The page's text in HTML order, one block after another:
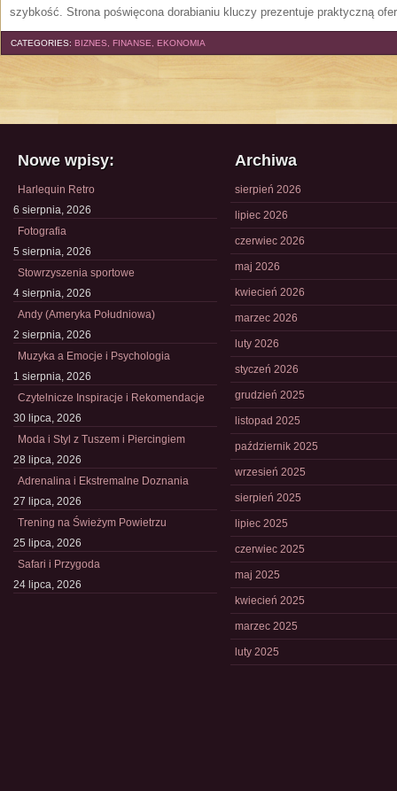
szybkość. Strona poświęcona dorabianiu kluczy prezentuje praktyczną
CATEGORIES: BIZNES, FINANSE, EKONOMIA
Nowe wpisy:
Harlequin Retro
6 sierpnia, 2026
Fotografia
5 sierpnia, 2026
Stowrzyszenia sportowe
4 sierpnia, 2026
Andy (Ameryka Południowa)
2 sierpnia, 2026
Muzyka a Emocje i Psychologia
1 sierpnia, 2026
Czytelnicze Inspiracje i Rekomendacje
30 lipca, 2026
Moda i Styl z Tuszem i Piercingiem
28 lipca, 2026
Adrenalina i Ekstremalne Doznania
27 lipca, 2026
Trening na Świeżym Powietrzu
25 lipca, 2026
Safari i Przygoda
24 lipca, 2026
Archiwa
sierpień 2026
lipiec 2026
czerwiec 2026
maj 2026
kwiecień 2026
marzec 2026
luty 2026
styczeń 2026
grudzień 2025
listopad 2025
październik 2025
wrzesień 2025
sierpień 2025
lipiec 2025
czerwiec 2025
maj 2025
kwiecień 2025
marzec 2025
luty 2025